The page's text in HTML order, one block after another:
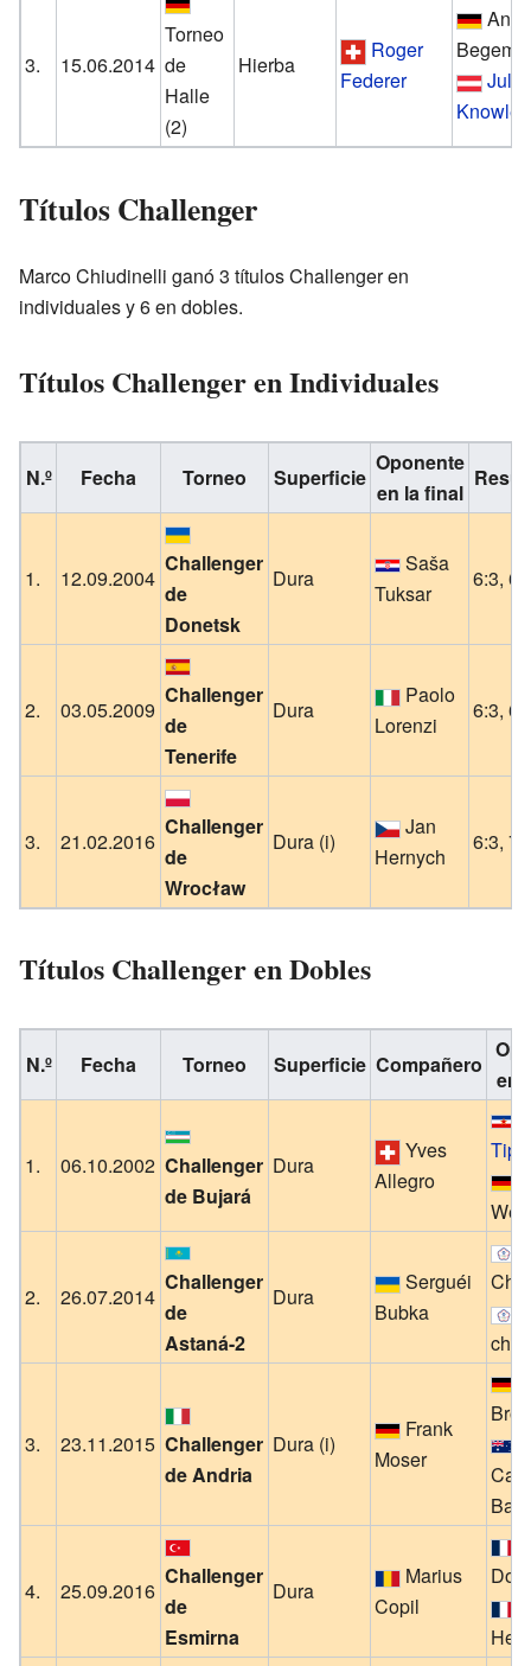
3. 15.06.2014
Torneo
de
Halle
(2)
Hierba
Roger
Federer
Knowle
Títulos Challenger
Marco Chiudinelli ganó 3 títulos Challenger en
individuales y 6 en dobles.
Títulos Challenger en Individuales
N.º Fecha Torneo Superficie
Oponente
en la final
1. 12.09.2004
Challenger
de
Donetsk
Dura
Saša
Tuksar
6:3,
2. 03.05.2009
Challenger
de
Tenerife
Dura
Paolo
Lorenzi
6:3,
3. 21.02.2016
Challenger
de
Wrocław
Dura (i)
Jan
Hernych
6:3,
Títulos Challenger en Dobles
N.º Fecha Torneo Superficie Compañero
en
1. 06.10.2002 Challenger
de Bujará
Dura
Yves
Allegro
2. 26.07.2014
Challenger
de
Astaná-2
Dura
Serguéi
Bubka
chi
3. 23.11.2015 Challenger
de Andria
Dura (i)
Frank
Moser
Ball
4. 25.09.2016
Challenger
de
Esmirna
Dura
Marius
Copil